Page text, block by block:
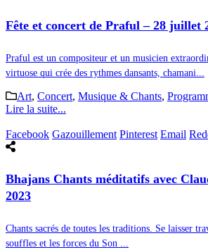
Fête et concert de Praful – 28 juillet
Praful est un compositeur et un musicien
virtuose qui crée des rythmes dansants, chamani...
Art, Concert, Musique & Chants,
Lire la suite...
Facebook Gazouillement Pinterest Email
Bhajans Chants méditatifs avec
2023
Chants sacrés de toutes les traditions. Se laisser
souffles et les forces du Son ...